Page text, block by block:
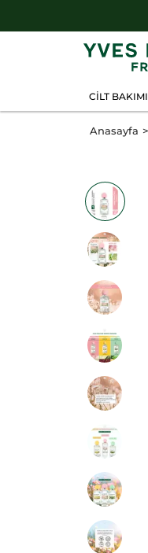
CİLT BAKIMI
Anasayfa